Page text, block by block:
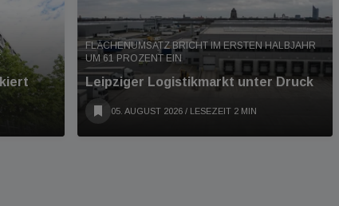
FLÄCHENUMSATZ BRICHT IM ERSTEN HALBJAHR
UM 61 PROZENT EIN
Leipziger Logistikmarkt unter Druck
05. AUGUST 2026 / LESEZEIT 2 MIN